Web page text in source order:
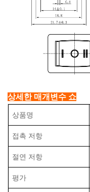
상세한 매개변수 쇼
상품명
접촉 저항
절연 저항
평가